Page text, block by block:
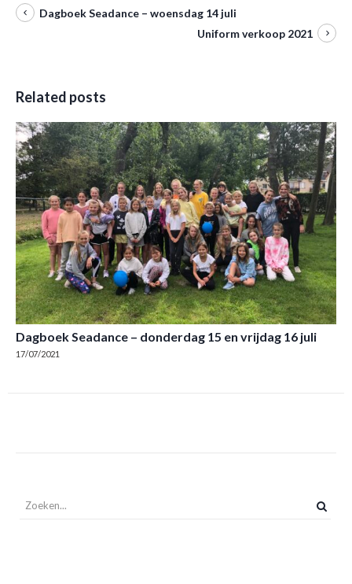
Dagboek Seadance – woensdag 14 juli
Uniform verkoop 2021
Related posts
Dagboek Seadance – donderdag 15 en vrijdag 16 juli
17/07/2021